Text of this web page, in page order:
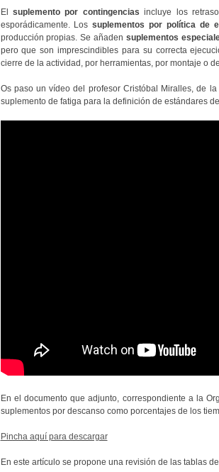
El suplemento por contingencias incluye los
esporádicamente. Lossuplementos por política de
producción propias. Se añadensuplementos
pero que son imprescindibles para su correcta
cierre de la actividad, por herramientas, por montaje o
Os paso un vídeo del profesor Cristóbal Miralles, de
suplemento de fatiga para la definición de estándares
En el documento que adjunto, correspondiente a la
suplementos por descanso como porcentajes de los
Pincha aquí para descargar
En este artículo se propone una revisión de las tablas